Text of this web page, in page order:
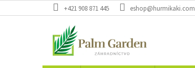
na
+421 908 871 445 eshop@hurmikaki.com